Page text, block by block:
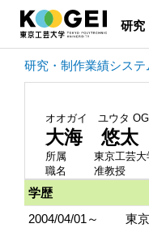
研究
研究・制作業績システ
オオガイ ユウタ
大海 悠太
所属
東京工芸
職名
准教授
学歴
2004/04/01～
東